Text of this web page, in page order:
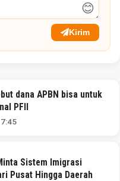
😊
Kirim
dana APBN bisa untuk
PFII
Sistem Imigrasi
Pusat Hingga Daerah